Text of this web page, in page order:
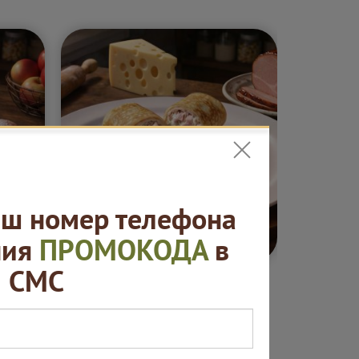
₽ от 420 ₽
номер телефона
ПРОМОКОДАв
СМС